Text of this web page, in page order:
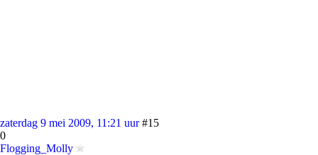
zaterdag 9 mei 2009, 11:21 uur #15
0
Flogging_Molly